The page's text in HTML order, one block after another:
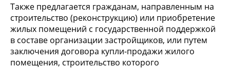
Также предлагается гражданам, направленным на
строительство (реконструкцию) или приобретение
жилых помещений с государственной поддержкой
в составе организации застройщиков, или путем
заключения договора купли-продажи жилого
помещения, строительство которого